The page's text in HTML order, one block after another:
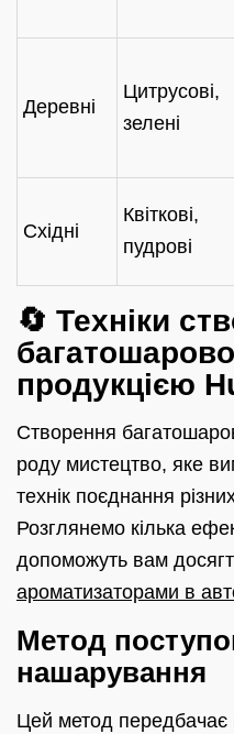
Деревні
Цитрусові,
зелені
Східні
Квіткові,
пудрові
🔄 Техніки
продукцією
Створення
роду мистецтво, яке
технік поєднання
Розглянемо кілька
допоможуть вам
ароматизаторами в
Метод
нашарування
Цей метод передбачає